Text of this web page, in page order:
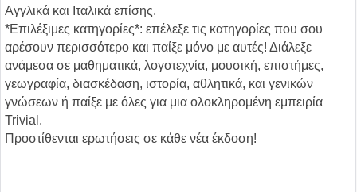
Αγγλικά και Ιταλικά επίσης.
*Επιλέξιμες κατηγορίες*: επέλεξε τις κατηγορίες που σου
αρέσουν περισσότερο και παίξε μόνο με αυτές! Διάλεξε
ανάμεσα σε μαθηματικά, λογοτεχνία, μουσική, επιστήμες,
γεωγραφία, διασκέδαση, ιστορία, αθλητικά, και γενικών
γνώσεων ή παίξε με όλες για μια ολοκληρομένη εμπειρία
Trivial.
Προστίθενται ερωτήσεις σε κάθε νέα έκδοση!